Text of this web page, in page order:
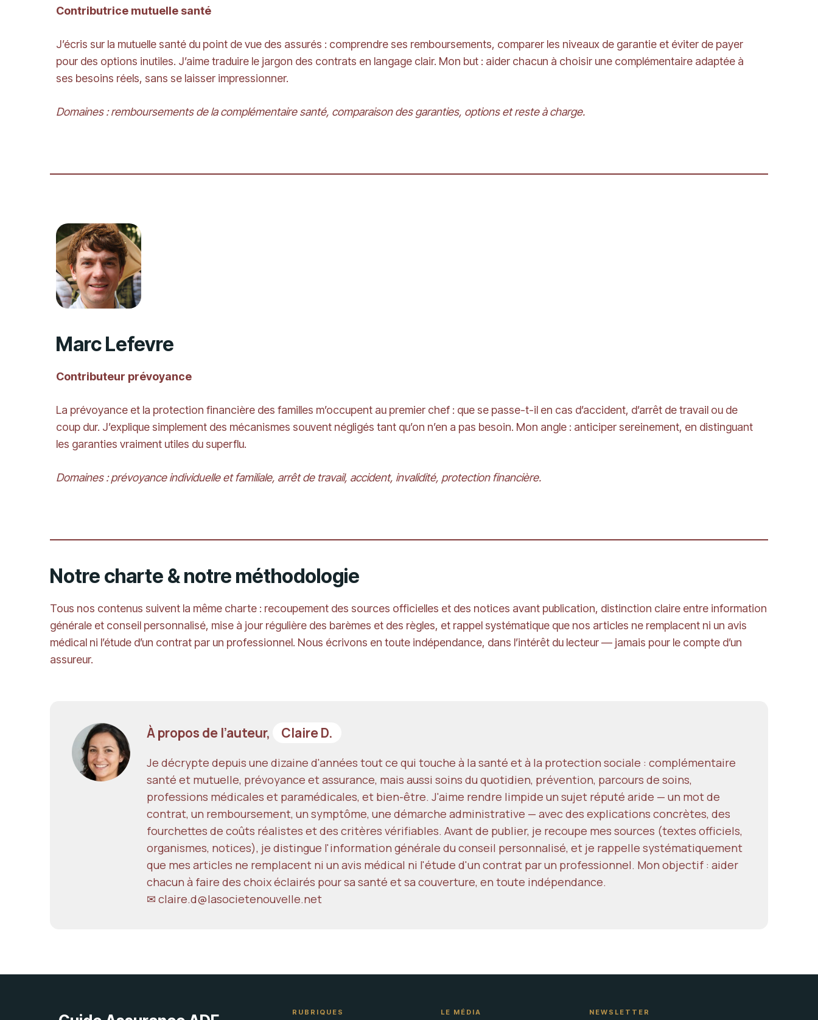
Contributrice mutuelle santé
J’écris sur la mutuelle santé du point de vue des assurés : comprendre ses remboursements, comparer les niveaux de garantie et éviter de payer
pour des options inutiles. J’aime traduire le jargon des contrats en langage clair. Mon but : aider chacun à choisir une complémentaire adaptée à
ses besoins réels, sans se laisser impressionner.
Domaines : remboursements de la complémentaire santé, comparaison des garanties, options et reste à charge.
Marc Lefevre
Contributeur prévoyance
La prévoyance et la protection financière des familles m’occupent au premier chef : que se passe-t-il en cas d’accident, d’arrêt de travail ou de
coup dur. J’explique simplement des mécanismes souvent négligés tant qu’on n’en a pas besoin. Mon angle : anticiper sereinement, en distinguant
les garanties vraiment utiles du superflu.
Domaines : prévoyance individuelle et familiale, arrêt de travail, accident, invalidité, protection financière.
Notre charte & notre méthodologie
Tous nos contenus suivent la même charte : recoupement des sources officielles et des notices avant publication, distinction claire entre information
générale et conseil personnalisé, mise à jour régulière des barèmes et des règles, et rappel systématique que nos articles ne remplacent ni un avis
médical ni l’étude d’un contrat par un professionnel. Nous écrivons en toute indépendance, dans l’intérêt du lecteur — jamais pour le compte d’un
assureur.
À propos de l’auteur, Claire D.
Je décrypte depuis une dizaine d'années tout ce qui touche à la santé et à la protection sociale : complémentaire
santé et mutuelle, prévoyance et assurance, mais aussi soins du quotidien, prévention, parcours de soins,
professions médicales et paramédicales, et bien-être. J'aime rendre limpide un sujet réputé aride — un mot de
contrat, un remboursement, un symptôme, une démarche administrative — avec des explications concrètes, des
fourchettes de coûts réalistes et des critères vérifiables. Avant de publier, je recoupe mes sources (textes officiels,
organismes, notices), je distingue l'information générale du conseil personnalisé, et je rappelle systématiquement
que mes articles ne remplacent ni un avis médical ni l'étude d'un contrat par un professionnel. Mon objectif : aider
chacun à faire des choix éclairés pour sa santé et sa couverture, en toute indépendance.
✉ claire.d@lasocietenouvelle.net
RUBRIQUES LE MÉDIA NEWSLETTER